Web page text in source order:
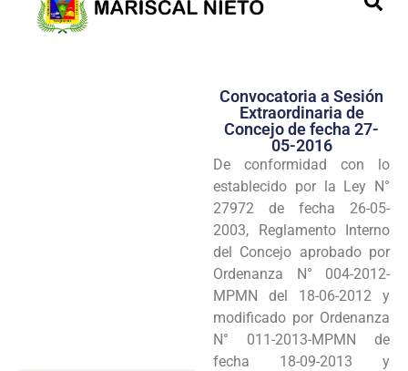
Transparencia
Seguridad
Programas
Intranet
Convocatoria a Sesión
Extraordinaria de
Concejo de fecha 27-
05-2016
De conformidad con lo
establecido por la Ley N°
27972 de fecha 26-05-
2003, Reglamento Interno
del Concejo aprobado por
Ordenanza N° 004-2012-
MPMN del 18-06-2012 y
modificado por Ordenanza
N° 011-2013-MPMN de
fecha 18-09-2013 y